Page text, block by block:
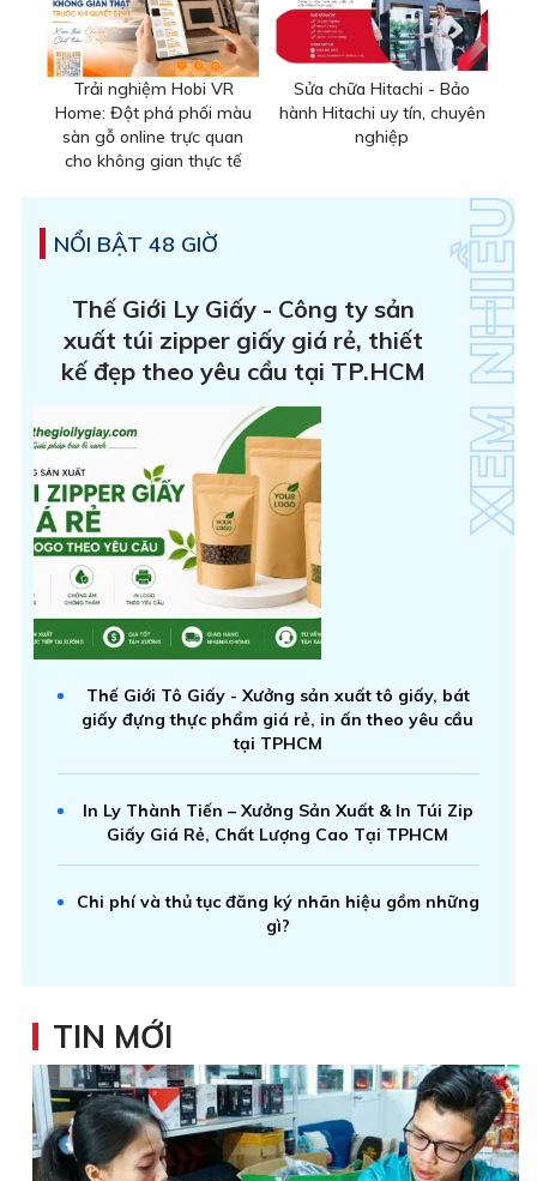
Trải nghiệm Hobi VR
Home: Đột phá phối màu
sàn gỗ online trực quan
cho không gian thực tế
Sửa chữa Hitachi - Bảo
hành Hitachi uy tín, chuyên
nghiệp
NỔI BẬT 48 GIỜ
Thế Giới Ly Giấy - Công ty sản
xuất túi zipper giấy giá rẻ, thiết
kế đẹp theo yêu cầu tại TP.HCM
Thế Giới Tô Giấy - Xưởng sản xuất tô giấy, bát
giấy đựng thực phẩm giá rẻ, in ấn theo yêu cầu
tại TPHCM
In Ly Thành Tiến – Xưởng Sản Xuất & In Túi Zip
Giấy Giá Rẻ, Chất Lượng Cao Tại TPHCM
Chi phí và thủ tục đăng ký nhãn hiệu gồm những
gì?
TIN MỚI